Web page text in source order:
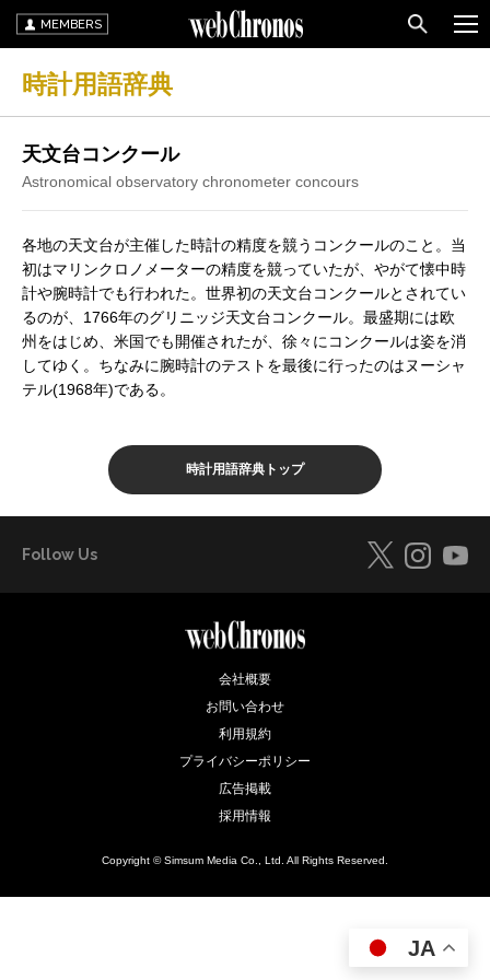
MEMBERS
時計用語辞典
天文台コンクール
Astronomical observatory chronometer concours
各地の天文台が主催した時計の精度を競うコンクールのこと。当
初はマリンクロノメーターの精度を競っていたが、やがて懐中時
計や腕時計でも行われた。世界初の天文台コンクールとされてい
るのが、1766年のグリニッジ天文台コンクール。最盛期には欧
州をはじめ、米国でも開催されたが、徐々にコンクールは姿を消
してゆく。ちなみに腕時計のテストを最後に行ったのはヌーシャ
テル(1968年)である。
時計用語辞典トップ
Follow Us
会社概要
お問い合わせ
利用規約
プライバシーポリシー
広告掲載
採用情報
Copyright © Simsum Media Co., Ltd. All Rights Reserved.
JA